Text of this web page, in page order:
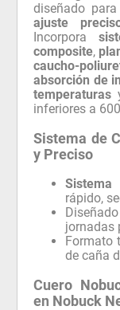
diseñado
ajuste
Incorpora
composite,
caucho-
absorción de
temperaturas
inferiores a
Sistema de
y Preciso
rápido,
jornadas
Formato
de caña
Cuero
en Nobuck